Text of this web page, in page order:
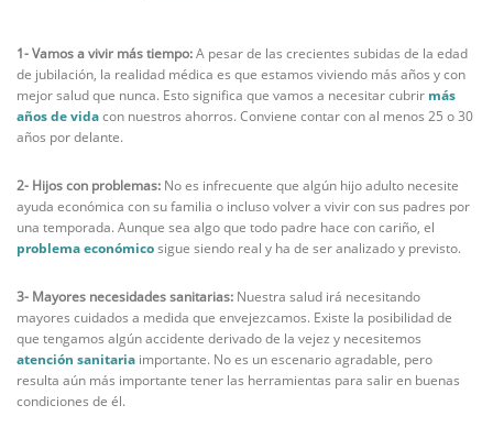
1- Vamos a vivir más tiempo:A pesar de las crecientes subidas de la edad
de jubilación, la realidad médica es que estamos viviendo más años y con
mejor salud que nunca. Esto significa que vamos a necesitar cubrir más
años de vidacon nuestros ahorros. Conviene contar con al menos 25 o 30
años por delante.
2- Hijos con problemas: No es infrecuente que algún hijo adulto necesite
ayuda económica con su familia o incluso volver a vivir con sus padres por
una temporada. Aunque sea algo que todo padre hace con cariño, el
problema económicosigue siendo real y ha de ser analizado y previsto.
3- Mayores necesidades sanitarias: Nuestra salud irá necesitando
mayores cuidados a medida que envejezcamos. Existe la posibilidad de
que tengamos algún accidente derivado de la vejez y necesitemos
atención sanitaria importante. No es un escenario agradable, pero
resulta aún más importante tener las herramientas para salir en buenas
condiciones de él.